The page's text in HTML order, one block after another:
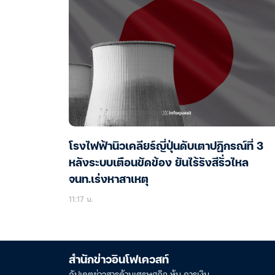
โรงไฟฟ้านิวเคลียร์ญี่ปุ่นดับเตาปฏิกรณ์ที่ 3
หลังระบบเตือนขัดข้อง ยันไร้รังสีรั่วไหล
จนท.เร่งหาสาเหตุ
11:17 น.
สำนักข่าวอินโฟเควสท์